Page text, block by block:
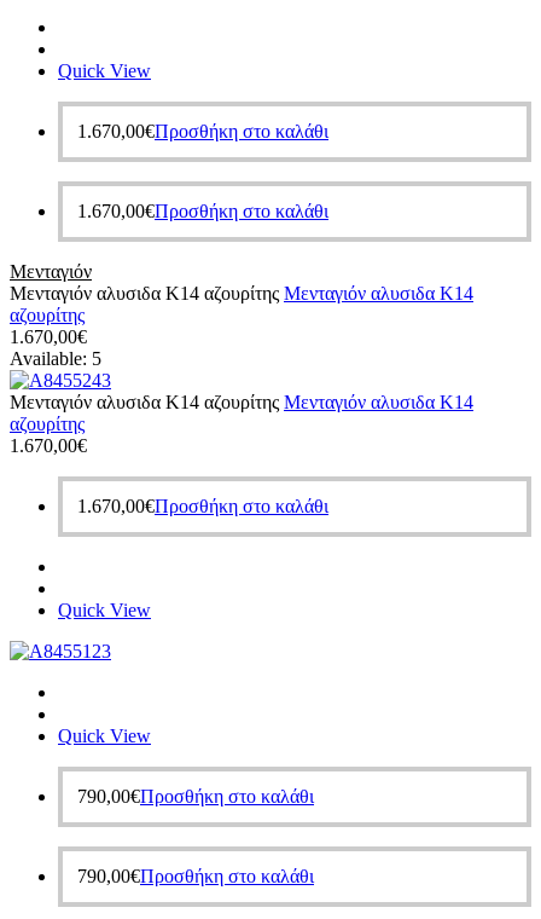
Quick View
1.670,00€Προσθήκη στο καλάθι
1.670,00€Προσθήκη στο καλάθι
Μενταγιόν
Μενταγιόν αλυσιδα Κ14 αζουρίτης Μενταγιόν αλυσιδα Κ14
αζουρίτης
1.670,00€
Available: 5
Μενταγιόν αλυσιδα Κ14 αζουρίτης Μενταγιόν αλυσιδα Κ14
αζουρίτης
1.670,00€
1.670,00€Προσθήκη στο καλάθι
Quick View
Quick View
790,00€Προσθήκη στο καλάθι
790,00€Προσθήκη στο καλάθι